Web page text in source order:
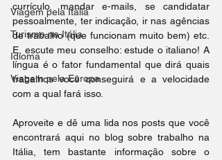
Viagem pela Itália
Turismo na Itália
Idioma
Viagem pela Europa
currículo, mandar e-mails, se candidatar
pessoalmente, ter indicação, ir nas agências
de trabalho (que funcionam muito bem) etc.
E, escute meu conselho: estude o italiano! A
língua é o fator fundamental que dirá quais
trabalhos você conseguirá e a velocidade
com a qual fará isso.
Aproveite e dê uma lida nos posts que você
encontrará aqui no blog sobre trabalho na
Itália, tem bastante informação sobre o